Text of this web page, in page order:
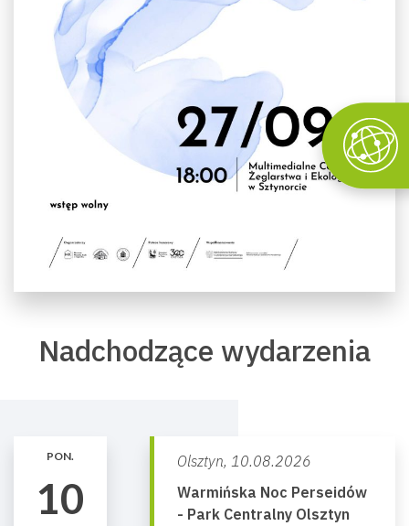
Nadchodzące wydarzenia
PON.
10
Olsztyn, 10.08.2026
Warmińska Noc Perseidów
- Park Centralny Olsztyn